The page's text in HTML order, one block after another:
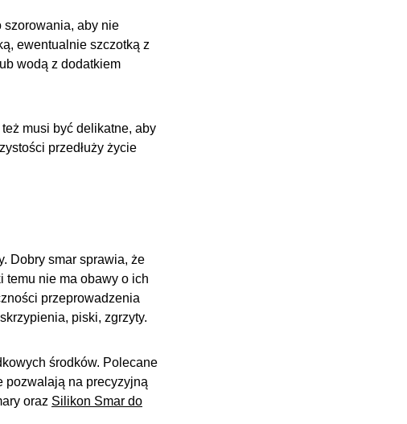
szorowania, aby nie
ewentualnie szczotką z
wodą z dodatkiem
musi być delikatne, aby
przedłuży życie
Dobry smar sprawia, że
temu nie ma obawy o ich
przeprowadzenia
piski, zgrzyty.
środków. Polecane
pozwalają na precyzyjną
oraz Silikon Smar do